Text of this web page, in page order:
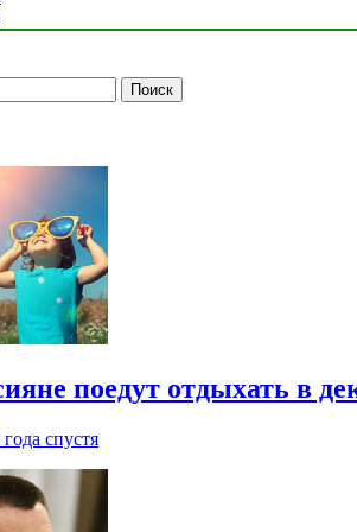
поедут отдыхать в
года спустя